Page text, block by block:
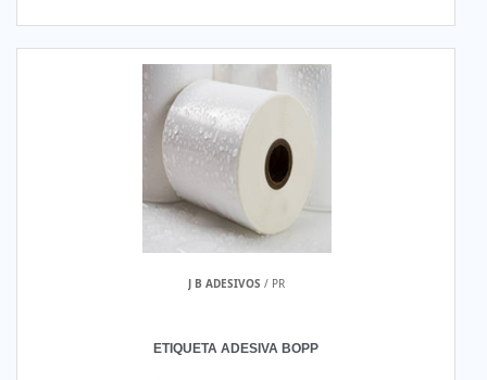
J B ADESIVOS / PR
ETIQUETA ADESIVA BOPP